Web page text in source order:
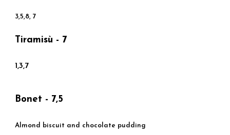
3,5,8, 7
Tiramisù - 7
1,3,7
Bonet - 7,5
Almond biscuit and chocolate pudding